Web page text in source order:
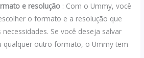
e resolução : Com o Ummy, você
o formato e a resolução que
Se você deseja salvar
qualquer outro formato, o Ummy tem